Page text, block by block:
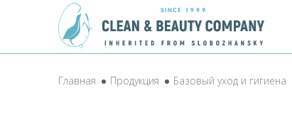
Главная Продукция Базовый уход и гигиена